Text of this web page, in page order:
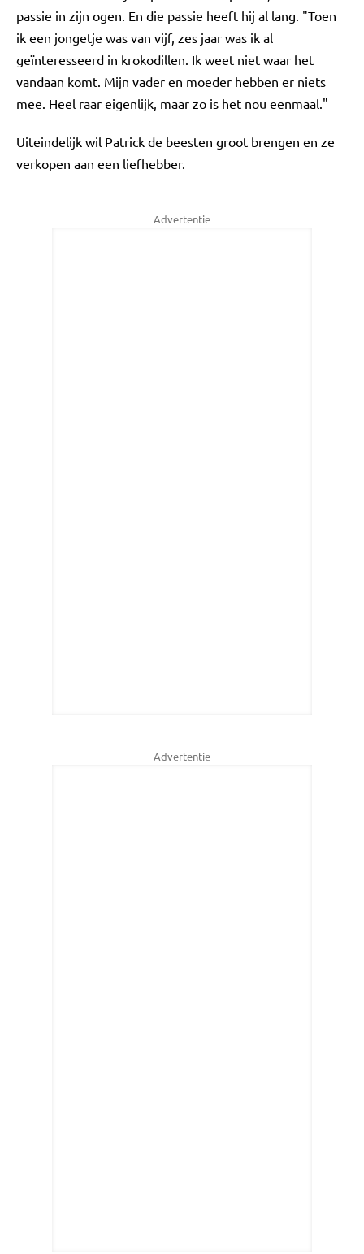
passie in zijn ogen. En die passie heeft hij al lang. "Toen
ik een jongetje was van vijf, zes jaar was ik al
geïnteresseerd in krokodillen. Ik weet niet waar het
vandaan komt. Mijn vader en moeder hebben er niets
mee. Heel raar eigenlijk, maar zo is het nou eenmaal."
Uiteindelijk wil Patrick de beesten groot brengen en ze
verkopen aan een liefhebber.
Advertentie
Advertentie